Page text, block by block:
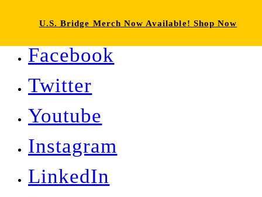
Facebook
Twitter
Youtube
Instagram
LinkedIn
U.S. Bridge Merch Now Available! Shop Now